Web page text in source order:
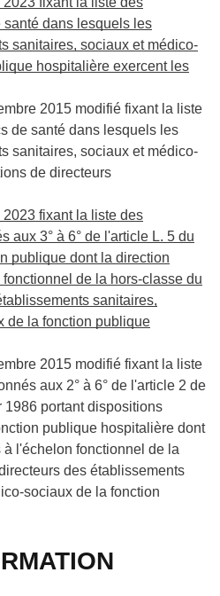
dans lesquels les
sanitaires, sociaux et médico-
hospitalière exercent les
2015 modifié fixant la liste
de santé dans lesquels les
sanitaires, sociaux et médico-
de directeurs
fixant la liste des
aux 3° à 6° de l'article L. 5 du
publique dont la direction
de la hors-classe du
sanitaires,
de la fonction publique
2015 modifié fixant la liste
aux 2° à 6° de l'article 2 de
1986 portant dispositions
publique hospitalière dont
à l'échelon fonctionnel de la
des établissements
sociaux de la fonction